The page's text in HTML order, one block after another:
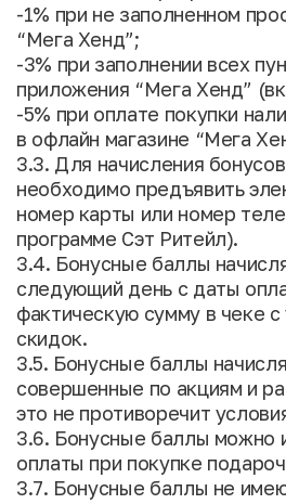
-1% при не заполненном
“Мега Хенд”;
-3% при заполнении всех
приложения “Мега Хенд”
-5% при оплате покупки
в офлайн магазине “Мега
3.3. Для начисления
необходимо предъявить
номер карты или номер
программе Сэт Ритейл).
3.4. Бонусные баллы
следующий день с даты
фактическую сумму в чеке
скидок.
3.5. Бонусные баллы
совершенные по акциям и
это не противоречит
3.6. Бонусные баллы можно
оплаты при покупке
3.7. Бонусные баллы не